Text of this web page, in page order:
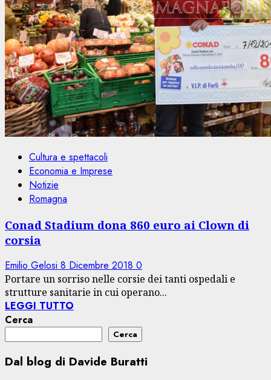
Cultura e spettacoli
Economia e Imprese
Notizie
Romagna
Conad Stadium dona 860 euro ai Clown di
corsia
Emilio Gelosi 8 Dicembre 2018 0
Portare un sorriso nelle corsie dei tanti ospedali e
strutture sanitarie in cui operano...
LEGGI TUTTO
Cerca
Cerca
Dal blog di Davide Buratti